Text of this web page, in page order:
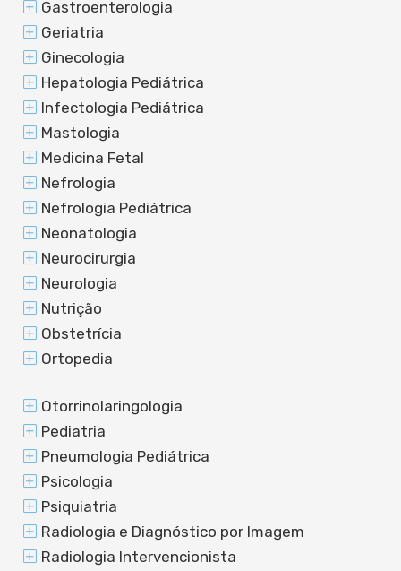
Gastroenterologia
Geriatria
Ginecologia
Hepatologia Pediátrica
Infectologia Pediátrica
Mastologia
Medicina Fetal
Nefrologia
Nefrologia Pediátrica
Neonatologia
Neurocirurgia
Neurologia
Nutrição
Obstetrícia
Ortopedia
Otorrinolaringologia
Pediatria
Pneumologia Pediátrica
Psicologia
Psiquiatria
Radiologia e Diagnóstico por Imagem
Radiologia Intervencionista